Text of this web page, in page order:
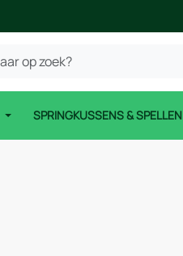
SPRINGKUSSENS & SPELLEN